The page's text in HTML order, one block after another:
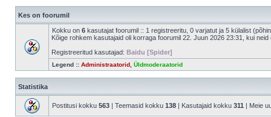
Kes on foorumil
Kokku on 6 kasutajat foorumil :: 1 registreeritu, 0 varjatut ja 5 külalist
Kõige rohkem kasutajaid oli korraga foorumil 22. Juun 2026 23:31, kui neid
Registreeritud kasutajad: Baidu [Spider]
Legend :: Administraatorid Üldmoderaatorid
Statistika
Postitusi kokku 563 | Teemasid kokku 138 | Kasutajaid kokku 311 | Meie